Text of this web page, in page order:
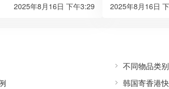
2025年8月16日 下午3:29 2025年8月16日
不同物品类
韩国寄香港